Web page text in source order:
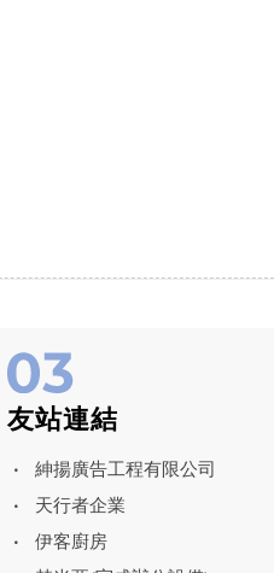
友站連結
紳揚廣告工程有限公司
天行者企業
伊客廚房